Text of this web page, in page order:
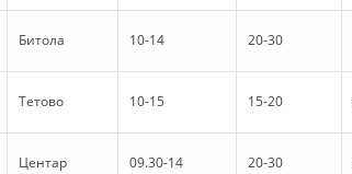
BASHKËPUNIM NDËRKOMBËTAR
Битола 10-14 20-30
Тетово 10-15 15-20
Центар 09.30-14 20-30